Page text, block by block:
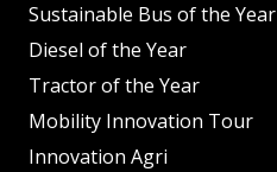
Sustainable Bus of the Year
Diesel of the Year
Tractor of the Year
Mobility Innovation Tour
Innovation Agri